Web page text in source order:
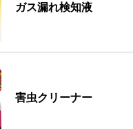
ガス漏れ検知液
害虫クリーナー